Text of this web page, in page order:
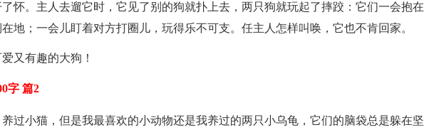
怀。主人去遛它时，它见了别的狗就扑上去，两只狗就玩起了摔跤：它们一会抱在
地；一会儿盯着对方打圈儿，玩得乐不可支。任主人怎样叫唤，它也不肯回家。
又有趣的大狗！
字 篇2
过小猫，但是我最喜欢的小动物还是我养过的两只小乌龟，它们的脑袋总是躲在坚